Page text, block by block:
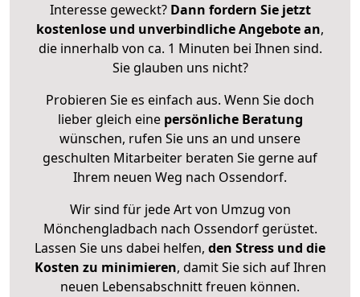
Interesse geweckt? Dann fordern Sie jetzt
kostenlose und unverbindliche Angebote an,
die innerhalb von ca. 1 Minuten bei Ihnen sind.
Sie glauben uns nicht?
Probieren Sie es einfach aus. Wenn Sie doch
lieber gleich eine persönliche Beratung
wünschen, rufen Sie uns an und unsere
geschulten Mitarbeiter beraten Sie gerne auf
Ihrem neuen Weg nach Ossendorf.
Wir sind für jede Art von Umzug von
Mönchengladbach nach Ossendorf gerüstet.
Lassen Sie uns dabei helfen, den Stress und die
Kosten zu minimieren, damit Sie sich auf Ihren
neuen Lebensabschnitt freuen können.